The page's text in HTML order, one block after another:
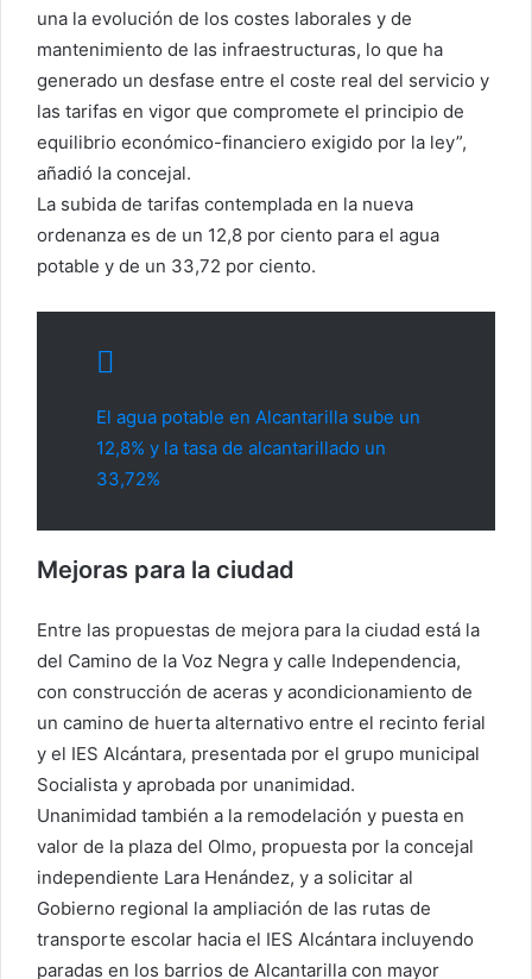
una la evolución de los costes laborales y de
mantenimiento de las infraestructuras, lo que ha
generado un desfase entre el coste real del servicio y
las tarifas en vigor que compromete el principio de
equilibrio económico-financiero exigido por la ley”,
añadió la concejal.
La subida de tarifas contemplada en la nueva
ordenanza es de un 12,8 por ciento para el agua
potable y de un 33,72 por ciento.
El agua potable en Alcantarilla sube un
12,8% y la tasa de alcantarillado un
33,72%
Mejoras para la ciudad
Entre las propuestas de mejora para la ciudad está la
del Camino de la Voz Negra y calle Independencia,
con construcción de aceras y acondicionamiento de
un camino de huerta alternativo entre el recinto ferial
y el IES Alcántara, presentada por el grupo municipal
Socialista y aprobada por unanimidad.
Unanimidad también a la remodelación y puesta en
valor de la plaza del Olmo, propuesta por la concejal
independiente Lara Henández, y a solicitar al
Gobierno regional la ampliación de las rutas de
transporte escolar hacia el IES Alcántara incluyendo
paradas en los barrios de Alcantarilla con mayor